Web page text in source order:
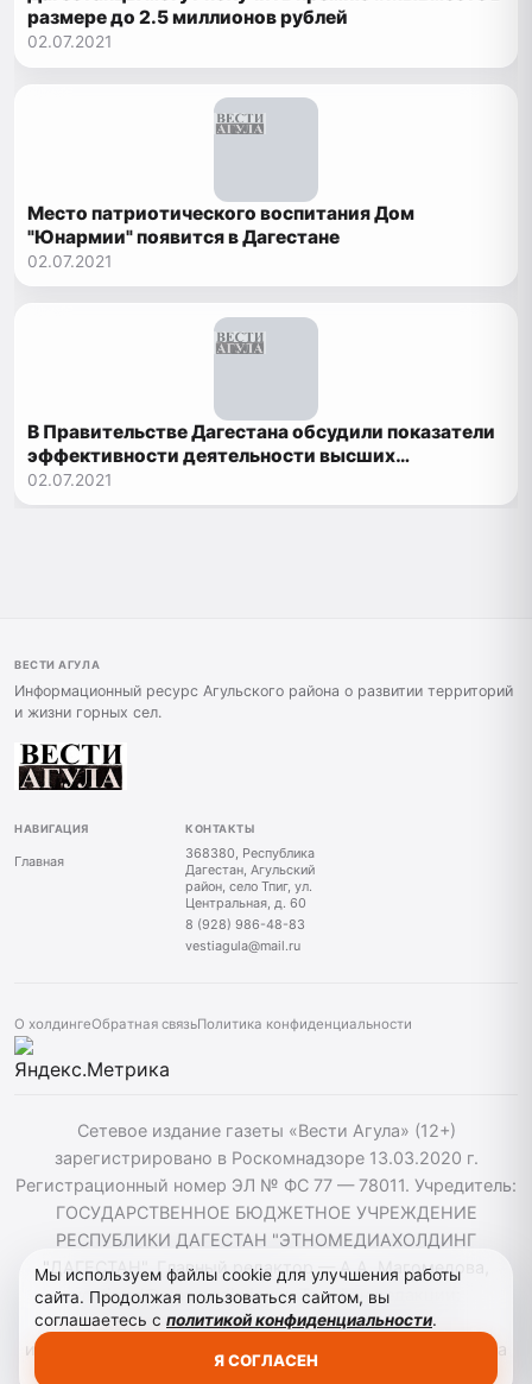
размере до 2.5 миллионов рублей
02.07.2021
Место патриотического воспитания Дом
"Юнармии" появится в Дагестане
02.07.2021
В Правительстве Дагестана обсудили показатели
эффективности деятельности высших
должностных лиц и органов исполнительной
власти
02.07.2021
ВЕСТИ АГУЛА
Информационный ресурс Агульского района о развитии территорий
и жизни горных сел.
НАВИГАЦИЯ
Главная
КОНТАКТЫ
368380, Республика
Дагестан, Агульский
район, село Тпиг, ул.
Центральная, д. 60
8 (928) 986-48-83
vestiagula@mail.ru
О холдингеОбратная связьПолитика конфиденциальности
Сетевое издание газеты «Вести Агула» (12+)
зарегистрировано в Роскомнадзоре 13.03.2020 г.
Регистрационный номер ЭЛ № ФС 77 — 78011. Учредитель:
ГОСУДАРСТВЕННОЕ БЮДЖЕТНОЕ УЧРЕЖДЕНИЕ
РЕСПУБЛИКИ ДАГЕСТАН "ЭТНОМЕДИАХОЛДИНГ
"ДАГЕСТАН". Главный редактор — А.А. Магомедова,
vestiagul@etnomediadag.ru Телефон редакции:
+79898808732 Телефон: +79289864883. При
использовании материалов сайта активная гиперссылка
Мы используем файлы cookie для улучшения работы
сайта. Продолжая пользоваться сайтом, вы
соглашаетесь с политикой конфиденциальности.
Я СОГЛАСЕН